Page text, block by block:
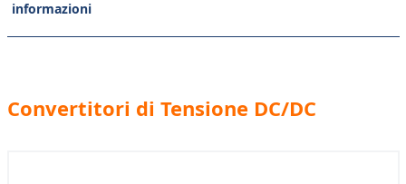
informazioni
Convertitori di Tensione DC/DC